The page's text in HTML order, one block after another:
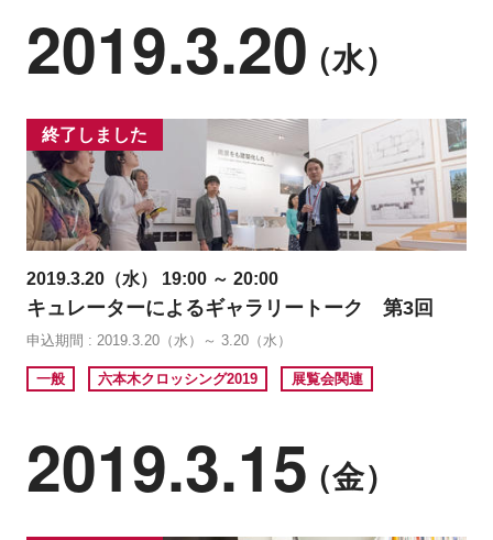
2019.3.20（水）
終了しました
2019.3.20（水） 19:00 ～ 20:00
キュレーターによるギャラリートーク 第3回
申込期間 : 2019.3.20（水）～ 3.20（水）
一般 六本木クロッシング2019 展覧会関連
2019.3.15（金）